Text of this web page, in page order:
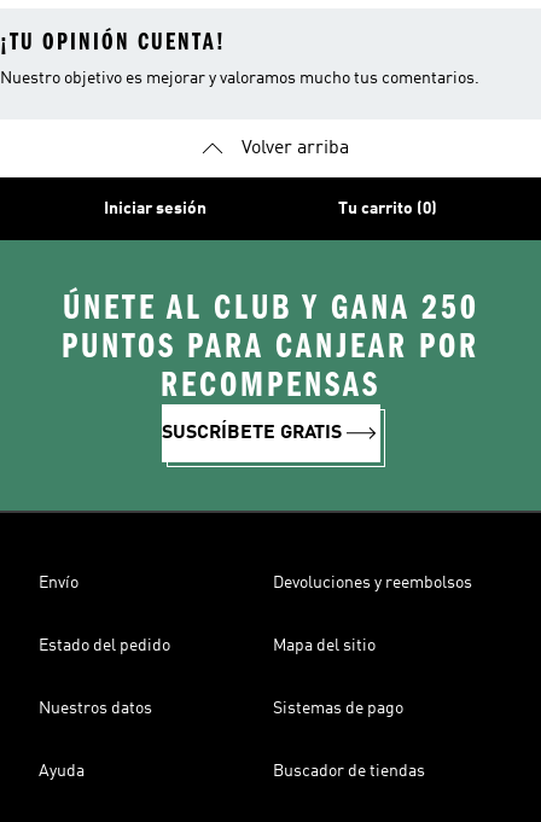
¡TU OPINIÓN CUENTA!
Nuestro objetivo es mejorar y valoramos mucho tus comentarios.
Volver arriba
Iniciar sesión Tu carrito (0)
ÚNETE AL CLUB Y GANA 250
PUNTOS PARA CANJEAR POR
RECOMPENSAS
SUSCRÍBETE GRATIS
Envío Devoluciones y reembolsos
Estado del pedido Mapa del sitio
Nuestros datos Sistemas de pago
Ayuda Buscador de tiendas